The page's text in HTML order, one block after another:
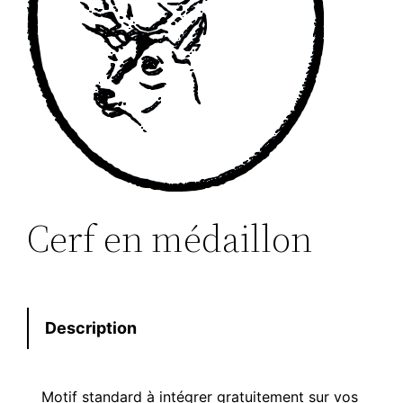
Cerf en médaillon
Description
Motif standard à intégrer gratuitement sur vos